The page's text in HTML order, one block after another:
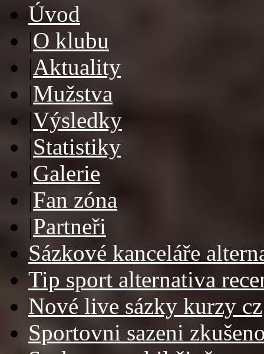
Úvod
|O klubu
|Aktuality
|Mužstva
|Výsledky
|Statistiky
|Galerie
|Fan zóna
|Partneři
Sázkové kanceláře
Tip sport alternativa
Nové live sázky kurzy cz
Sportovni sazeni